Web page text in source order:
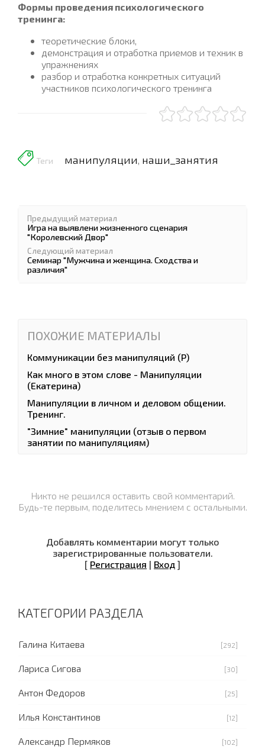
Формы проведения психологического
тренинга:
теоретические блоки,
демонстрация и отработка приемов и техник в
упражнениях
разбор и отработка конкретных ситуаций
участников психологического тренинга
Теги манипуляции наши_занятия
Предыдущий материал
Игра на выявлени жизненного сценария
"Королевский Двор"
Следующий материал
Семинар "Мужчина и женщина. Сходства и
различия"
ПОХОЖИЕ МАТЕРИАЛЫ
Коммуникации без манипуляций (Р)
Как много в этом слове - Манипуляции
(Екатерина)
Манипуляции в личном и деловом общении.
Тренинг.
"Зимние" манипуляции (отзыв о первом
занятии по манипуляциям)
Никто не решился оставить свой комментарий.
Будь-те первым, поделитесь мнением с остальными.
Добавлять комментарии могут только
зарегистрированные пользователи.
[ Регистрация | Вход ]
КАТЕГОРИИ РАЗДЕЛА
Галина Китаева [292]
Лариса Сигова [30]
Антон Федоров [25]
Илья Константинов [12]
Александр Пермяков [102]